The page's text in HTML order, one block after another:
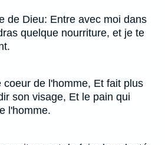
de Dieu: Entre avec moi dans
quelque nourriture, et je te
coeur de l'homme, Et fait plus
son visage, Et le pain qui
l'homme.